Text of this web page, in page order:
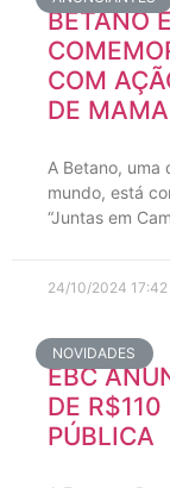
BETANO
COM
DE MAMA
A Betano, uma
mundo, está
“Juntas em
24/10/2024 17:42
NOVIDADES
EBC
DE
PÚBLICA